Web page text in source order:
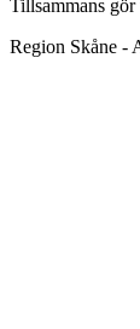
Tillsammans
Region Skåne -